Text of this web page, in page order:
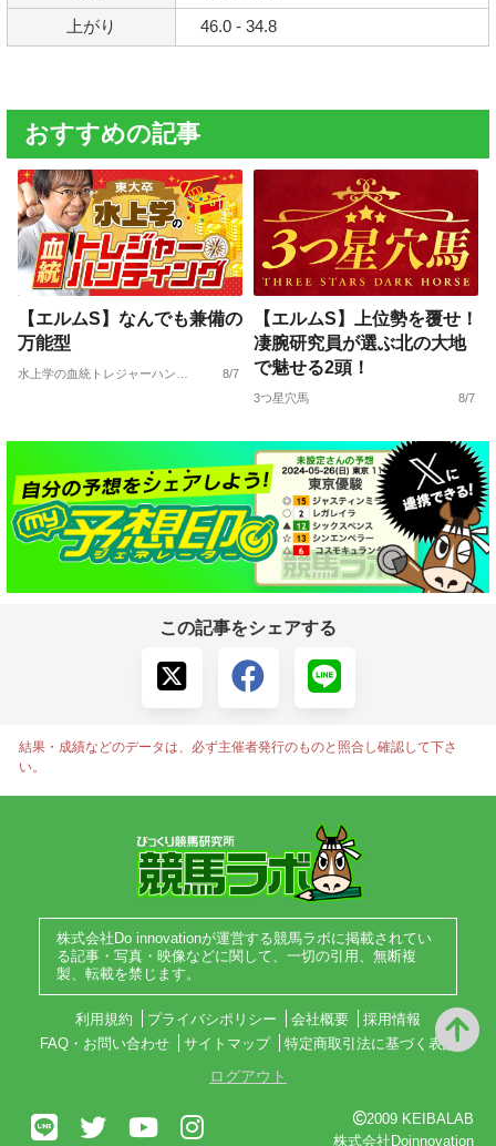
上がり 46.0 - 34.8
おすすめの記事
【エルムS】なんでも兼備の
万能型
水上学の血統トレジャーハンティング 8/7
【エルムS】上位勢を覆せ！
凄腕研究員が選ぶ北の大地
で魅せる2頭！
3つ星穴馬 8/7
この記事をシェアする
結果・成績などのデータは、必ず主催者発行のものと照合し確認して下さ
い。
株式会社Do innovationが運営する競馬ラボに掲載されてい
る記事・写真・映像などに関して、一切の引用、無断複
製、転載を禁じます。
利用規約 プライバシポリシー 会社概要
採用情報
FAQ・お問い合わせ
サイトマップ 特定商取引法に基づく表記
ログアウト
2009 KEIBALAB
株式会社Doinnovation